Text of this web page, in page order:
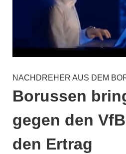
NACHDREHER AUS DEM
Borussen
gegen den
den Ertrag